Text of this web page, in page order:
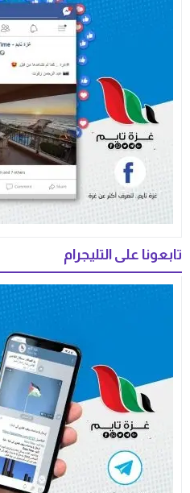
تابعونا على التليجرام